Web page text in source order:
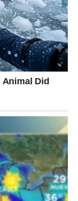
da se „nešto
korist.
u ljubavi,
baš onda
kompas. Ako
da se jave,
taj osećaj.
su dugo
čak i